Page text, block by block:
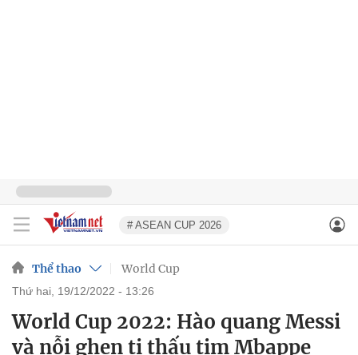
# ASEAN CUP 2026
Thể thao World Cup
thứ hai, 19/12/2022 - 13:26
World Cup 2022: Hào quang Messi
và nỗi ghen tị thấu tim Mbappe